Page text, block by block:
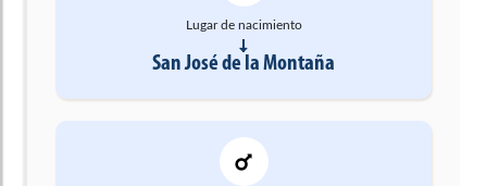
Lugar de nacimiento
San José de la Montaña